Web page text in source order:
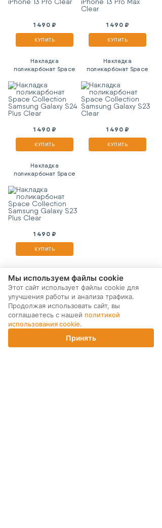
1 490 ₽
КУПИТЬ
1 490 ₽
КУПИТЬ
Накладка
поликарбонат Space
Galaxy S24 Plus Clear
1 490 ₽
КУПИТЬ
Накладка
поликарбонат Space
Galaxy S23 Clear
1 490 ₽
КУПИТЬ
Накладка
поликарбонат Space
Galaxy S23 Plus Clear
1 490 ₽
КУПИТЬ
Корзина
Мы используем файлы cookie
Этот сайт использует файлы cookie для
улучшения работы и анализа трафика.
Продолжая использовать сайт, вы
соглашаетесь с нашей политикой
использования cookie.
Принять